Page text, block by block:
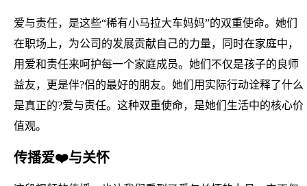
爱与责任，是这些“稀有小马拉大车妈妈”的双重使命。她们
在职场上，为公司的发展贡献自己的力量，同时在家庭中，
用爱和责任来呵护每一个家庭成员。她们不仅是孩子的良师
益友，更是伴?侣的最好的朋友。她们用实际行动诠释了什么
是真正的?爱与责任。这种双重使命，是她们生活中的核心价
值观。
传播爱❤️与关怀